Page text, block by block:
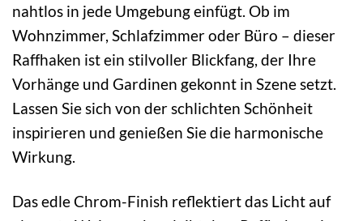
nahtlos in jede Umgebung einfügt. Ob im
Wohnzimmer, Schlafzimmer oder Büro – dieser
Raffhaken ist ein stilvoller Blickfang, der Ihre
Vorhänge und Gardinen gekonnt in Szene setzt.
Lassen Sie sich von der schlichten Schönheit
inspirieren und genießen Sie die harmonische
Wirkung.
Das edle Chrom-Finish reflektiert das Licht auf